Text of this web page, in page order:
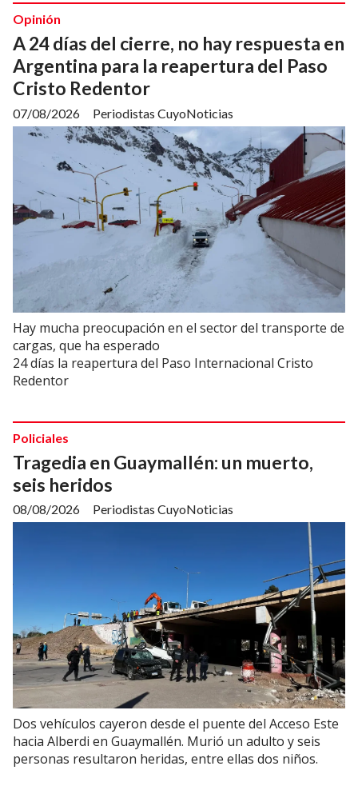
A 24 días del cierre, no hay respuesta en
Argentina para la reapertura del Paso
Cristo Redentor
Periodistas CuyoNoticias
Opinión
07/08/2026
Hay mucha preocupación en el sector del transporte de
cargas, que ha esperado
24 días la reapertura del Paso Internacional Cristo
Redentor
Tragedia en Guaymallén: un muerto,
seis heridos
Periodistas CuyoNoticias
Policiales
08/08/2026
Dos vehículos cayeron desde el puente del Acceso Este
hacia Alberdi en Guaymallén. Murió un adulto y seis
personas resultaron heridas, entre ellas dos niños.